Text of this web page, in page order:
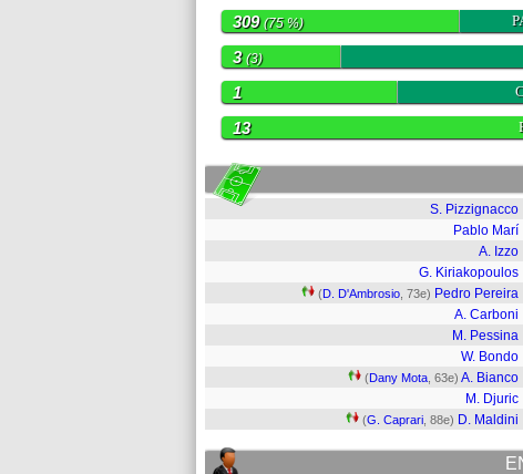
309(75 %)
3(3)
1
13
S. Pizzignacco
Pablo Marí
A. Izzo
G. Kiriakopoulos
(D. D'Ambrosio , 73e) Pedro Pereira
A. Carboni
M. Pessina
W. Bondo
(Dany Mota , 63e) A. Bianco
M. Djuric
(G. Caprari , 88e) D. Maldini